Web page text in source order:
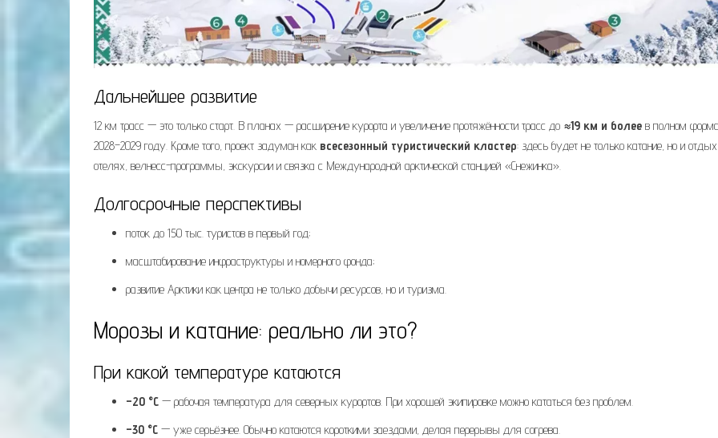
Дальнейшее развитие
12 км трасс — это только старт. В планах — расширение курорта и увеличение протяжённости трасс до ≈19 км и более в полном
2028–2029 году. Кроме того, проект задуман как всесезонный туристический кластер: здесь будет не только катание, но и
отелях, велнесс-программы, экскурсии и связка с Международной арктической станцией «Снежинка».
Долгосрочные перспективы
поток до 150 тыс. туристов в первый год;
масштабирование инфраструктуры и номерного фонда;
развитие Арктики как центра не только добычи ресурсов, но и туризма.
Морозы и катание: реально ли это?
При какой температуре катаются
–20 °C — рабочая температура для северных курортов. При хорошей экипировке можно кататься без проблем.
–30 °C — уже серьёзнее. Обычно катаются короткими заездами, делая перерывы для согрева.